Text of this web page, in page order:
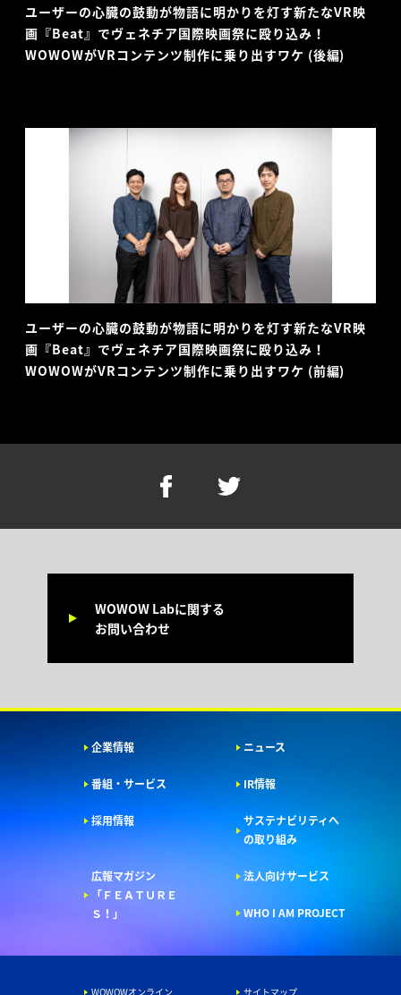
ユーザーの心臓の鼓動が物語に明かりを灯す新たなVR映
画『Beat』でヴェネチア国際映画祭に殴り込み！
WOWOWがVRコンテンツ制作に乗り出すワケ (後編)
ユーザーの心臓の鼓動が物語に明かりを灯す新たなVR映
画『Beat』でヴェネチア国際映画祭に殴り込み！
WOWOWがVRコンテンツ制作に乗り出すワケ (前編)
WOWOW Labに関する
お問い合わせ
企業情報 ニュース
番組・サービス IR情報
採用情報
サステナビリティへ
の取り組み
広報マガジン
「ＦＥＡＴＵＲＥ
Ｓ！」
法人向けサービス
WHO I AM PROJECT
WOWOWオンライン サイトマップ